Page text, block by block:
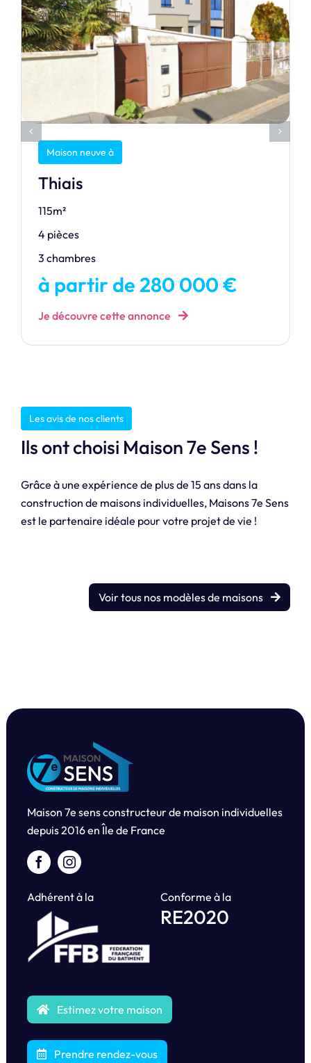
Maison neuve à
Thiais
115m²
4 pièces
3 chambres
à partir de 280 000 €
Je découvre cette annonce
Les avis de nos clients
Ils ont choisi Maison 7e Sens !
Grâce à une expérience de plus de 15 ans dans la
construction de maisons individuelles, Maisons 7e Sens
est le partenaire idéale pour votre projet de vie !
Voir tous nos modèles de maisons
Maison 7e sens constructeur de maison individuelles
depuis2016 en Île de France
Adhérent à la Conforme à la
RE2020
Estimez votre maison
Prendre rendez-vous